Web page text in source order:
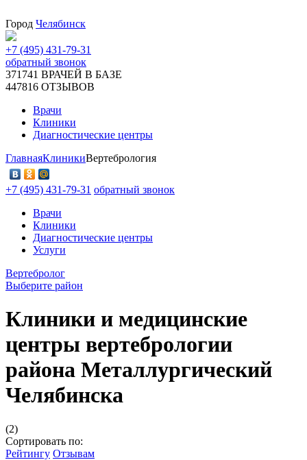
Город Челябинск
+7 (495) 431-79-31
обратный звонок
371741 ВРАЧЕЙ В БАЗЕ
447816 ОТЗЫВОВ
Врачи
Клиники
Диагностические центры
ГлавнаяКлиникиВертебрология
+7 (495) 431-79-31 обратный звонок
Врачи
Клиники
Диагностические центры
Услуги
Вертебролог
Выберите район
Клиники и медицинские
центры вертебрологии
района Металлургический
Челябинска
(2)
Сортировать по:
Рейтингу Отзывам